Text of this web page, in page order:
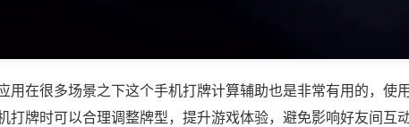
用在很多场景之下这个手机打牌计算辅助也是非常有用的，使
打牌时可以合理调整牌型，提升游戏体验，避免影响好友间互动